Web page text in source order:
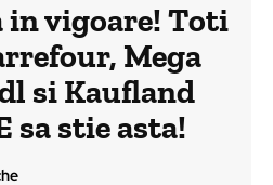
vigoare! Toti
Mega
si Kaufland
sa stie asta!